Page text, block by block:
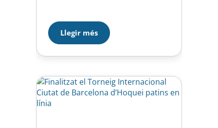
gaudiran d’una tecnificació de la
mà dels seus ídols. Serà a partir
de les 18 hores i podran fer-se
alguna foto amb ells i potser
Llegir més